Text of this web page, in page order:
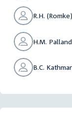
R.H.
H.M.
B.C.